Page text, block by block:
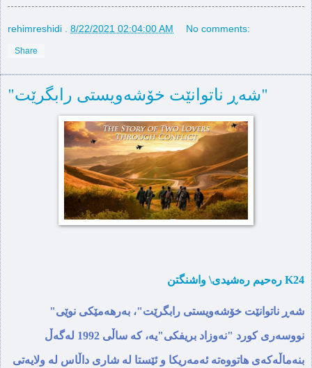
rehimreshidi 8/22/2021 02:04:00 AM No comments:
Share
"شه‌ڕ ناتوانێت خۆشه‌ویستی رابگرێت"
ره‌حیم ره‌شیدی\ واشنگتن K24
"شه‌ڕ ناتوانێت خۆشه‌ویستی رابگرێت"، به‌رهه‌مێكی نوێی
نووسه‌ری كورد "نه‌وزاد بریفكی"یه،‌ كه‌ ساڵی 1992 له‌گه‌ڵ
بنه‌ماڵه‌كه‌ی هاتووه‌ته‌ ئه‌مه‌ریكا و ئێستا‌ له‌ شاری داڵاس له‌ ولایه‌تی